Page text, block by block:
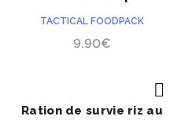
TACTICAL FOODPACK
9.90€
ACHETER
Ration de survie riz au